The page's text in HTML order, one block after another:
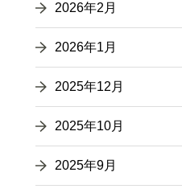
2026年2月
2026年1月
2025年12月
2025年10月
2025年9月